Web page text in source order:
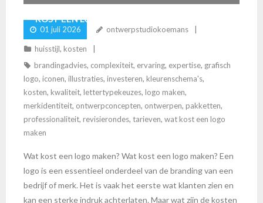
KOST EEN LOGO MAKEN?
01 juli 2026 ontwerpstudiokoemans
huisstijl, kosten
brandingadvies, complexiteit, ervaring, expertise, grafisch
logo, iconen, illustraties, investeren, kleurenschema's,
kosten, kwaliteit, lettertypekeuzes, logo maken,
merkidentiteit, ontwerpconcepten, ontwerpen, pakketten,
professionaliteit, revisierondes, tarieven, wat kost een logo
maken
Wat kost een logo maken? Wat kost een logo maken? Een
logo is een essentieel onderdeel van de branding van een
bedrijf of merk. Het is vaak het eerste wat klanten zien en
kan een sterke indruk achterlaten. Maar wat zijn de kosten